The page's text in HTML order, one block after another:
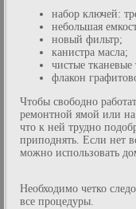
набор ключей:
небольшая
новый фильтр;
канистра масла;
чистые
флакон
Чтобы свободно
ремонтной ямой или на
что к ней трудно
приподнять. Если нет
можно использовать
Необходимо четко
все процедуры.